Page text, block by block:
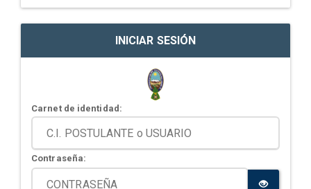
INICIAR SESIÓN
Carnet de identidad:
Contraseña: